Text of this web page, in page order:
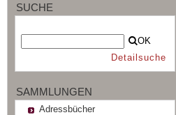
SUCHE
OK
Detailsuche
SAMMLUNGEN
Adressbücher